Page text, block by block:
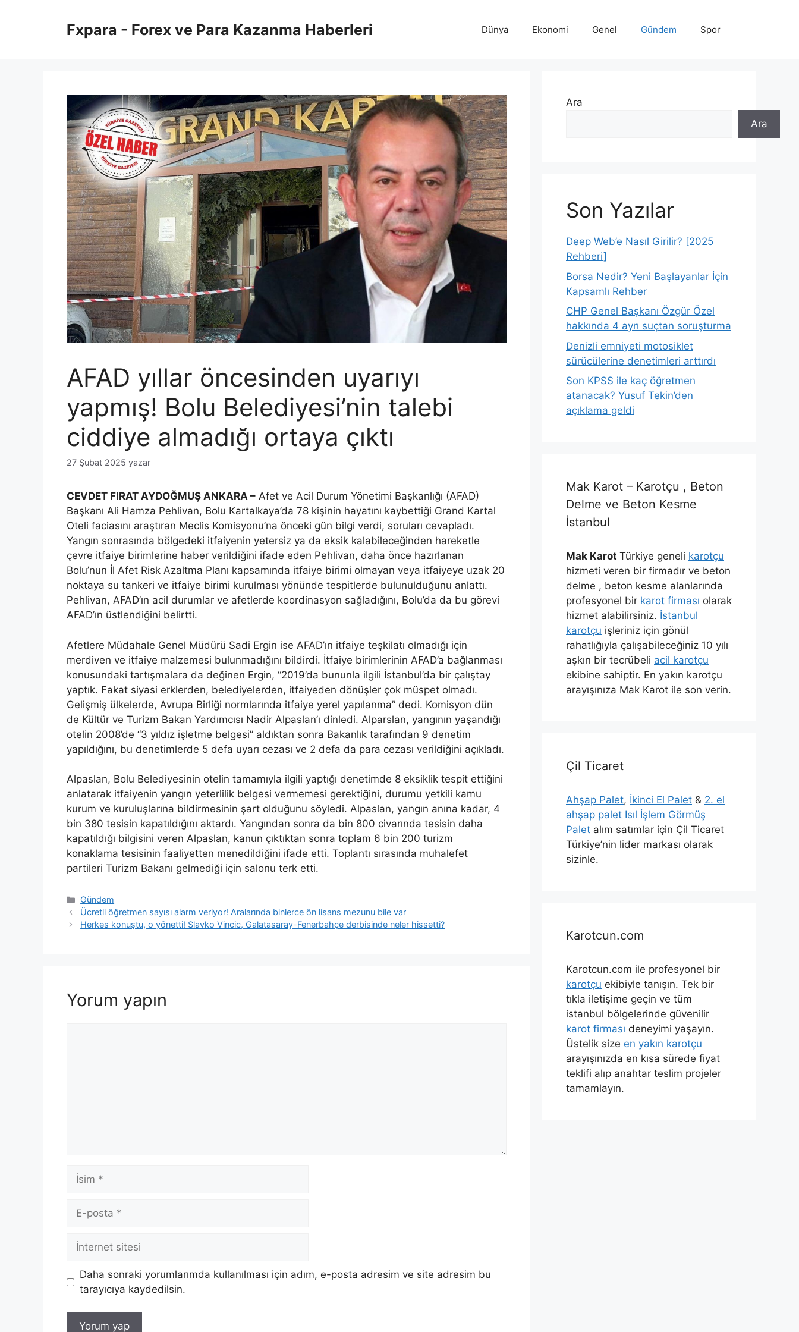
Fxpara - Forex ve Para Kazanma Haberleri Dünya Ekonomi Genel Gündem Spor
AFAD yıllar öncesinden uyarıyı
yapmış! Bolu Belediyesi’nin talebi
ciddiye almadığı ortaya çıktı
27 Şubat 2025 yazar
CEVDET FIRAT AYDOĞMUŞ ANKARA – Afet ve Acil Durum Yönetimi Başkanlığı (AFAD)
Başkanı Ali Hamza Pehlivan, Bolu Kartalkaya’da 78 kişinin hayatını kaybettiği Grand Kartal
Oteli faciasını araştıran Meclis Komisyonu’na önceki gün bilgi verdi, soruları cevapladı.
Yangın sonrasında bölgedeki itfaiyenin yetersiz ya da eksik kalabileceğinden hareketle
çevre itfaiye birimlerine haber verildiğini ifade eden Pehlivan, daha önce hazırlanan
Bolu’nun İl Afet Risk Azaltma Planı kapsamında itfaiye birimi olmayan veya itfaiyeye uzak 20
noktaya su tankeri ve itfaiye birimi kurulması yönünde tespitlerde bulunulduğunu anlattı.
Pehlivan, AFAD’ın acil durumlar ve afetlerde koordinasyon sağladığını, Bolu’da da bu görevi
AFAD’ın üstlendiğini belirtti.
Afetlere Müdahale Genel Müdürü Sadi Ergin ise AFAD’ın itfaiye teşkilatı olmadığı için
merdiven ve itfaiye malzemesi bulunmadığını bildirdi. İtfaiye birimlerinin AFAD’a bağlanması
konusundaki tartışmalara da değinen Ergin, “2019’da bununla ilgili İstanbul’da bir çalıştay
yaptık. Fakat siyasi erklerden, belediyelerden, itfaiyeden dönüşler çok müspet olmadı.
Gelişmiş ülkelerde, Avrupa Birliği normlarında itfaiye yerel yapılanma” dedi. Komisyon dün
de Kültür ve Turizm Bakan Yardımcısı Nadir Alpaslan’ı dinledi. Alparslan, yangının yaşandığı
otelin 2008’de “3 yıldız işletme belgesi” aldıktan sonra Bakanlık tarafından 9 denetim
yapıldığını, bu denetimlerde 5 defa uyarı cezası ve 2 defa da para cezası verildiğini açıkladı.
Alpaslan, Bolu Belediyesinin otelin tamamıyla ilgili yaptığı denetimde 8 eksiklik tespit ettiğini
anlatarak itfaiyenin yangın yeterlilik belgesi vermemesi gerektiğini, durumu yetkili kamu
kurum ve kuruluşlarına bildirmesinin şart olduğunu söyledi. Alpaslan, yangın anına kadar, 4
bin 380 tesisin kapatıldığını aktardı. Yangından sonra da bin 800 civarında tesisin daha
kapatıldığı bilgisini veren Alpaslan, kanun çıktıktan sonra toplam 6 bin 200 turizm
konaklama tesisinin faaliyetten menedildiğini ifade etti. Toplantı sırasında muhalefet
partileri Turizm Bakanı gelmediği için salonu terk etti.
Kategoriler
Gündem
Ücretli öğretmen sayısı alarm veriyor! Aralarında binlerce ön lisans mezunu bile var
Herkes konuştu, o yönetti! Slavko Vincic, Galatasaray-Fenerbahçe derbisinde neler hissetti?
Yorum yapın
İsim
posta
İnternet
Daha sonraki yorumlarımda kullanılması için adım, e-posta adresim ve site adresim bu
tarayıcıya kaydedilsin.
Ara
Ara
Son Yazılar
Deep Web’e Nasıl Girilir? [2025
Rehberi]
Borsa Nedir? Yeni Başlayanlar İçin
Kapsamlı Rehber
CHP Genel Başkanı Özgür Özel
hakkında 4 ayrı suçtan soruşturma
Denizli emniyeti motosiklet
sürücülerine denetimleri arttırdı
Son KPSS ile kaç öğretmen
atanacak? Yusuf Tekin’den
açıklama geldi
Mak Karot – Karotçu , Beton
Delme ve Beton Kesme
İstanbul
Mak Karot Türkiye geneli karotçu
hizmeti veren bir firmadır ve beton
delme , beton kesme alanlarında
profesyonel bir karot firması olarak
hizmet alabilirsiniz. İstanbul
karotçu işleriniz için gönül
rahatlığıyla çalışabileceğiniz 10 yılı
aşkın bir tecrübeli acil karotçu
ekibine sahiptir. En yakın karotçu
arayışınıza Mak Karot ile son verin.
Çil Ticaret
Ahşap Palet, İkinci El Palet & 2. el
ahşap palet Isıl İşlem Görmüş
Palet alım satımlar için Çil Ticaret
Türkiye’nin lider markası olarak
sizinle.
Karotcun.com
Karotcun.com ile profesyonel bir
karotçu ekibiyle tanışın. Tek bir
tıkla iletişime geçin ve tüm
istanbul bölgelerinde güvenilir
karot firması deneyimi yaşayın.
Üstelik size en yakın karotçu
arayışınızda en kısa sürede fiyat
teklifi alıp anahtar teslim projeler
tamamlayın.